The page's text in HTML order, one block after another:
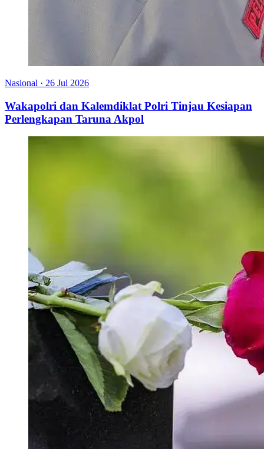
Nasional · 26 Jul 2026
Wakapolri dan Kalemdiklat Polri Tinjau Kesiapan
Perlengkapan Taruna Akpol